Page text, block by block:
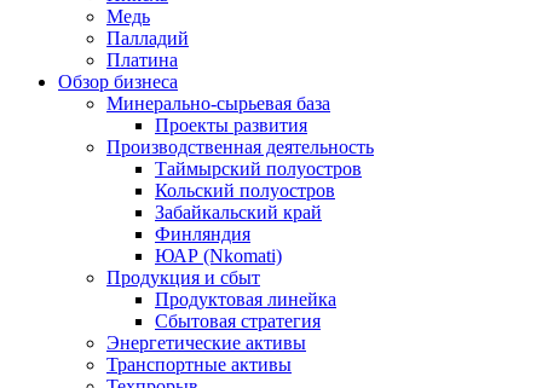
Медь
Палладий
Платина
Обзор бизнеса
Минерально-сырьевая база
Проекты развития
Производственная деятельность
Таймырский полуостров
Кольский полуостров
Забайкальский край
Финляндия
ЮАР (Nkomati)
Продукция и сбыт
Продуктовая линейка
Сбытовая стратегия
Энергетические активы
Транспортные активы